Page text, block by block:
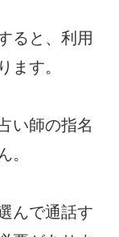
ると、利用
ます。
い師の指名
。
んで通話す